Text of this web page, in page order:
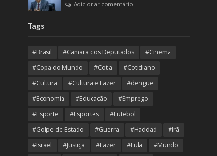
Adicionar comentário
Tags
#Brasil #Camara dos Deputados
#Cinema
#Copa do Mundo
#Cotia
#Cotidiano
#Cultura
#Cultura e Lazer
#dengue
#Economia
#Educação
#Emprego
#Esporte
#Esportes
#Futebol
#Golpe de Estado
#Guerra #Haddad
#Irã
#Israel
#Justiça #Lazer #Lula
#Mundo